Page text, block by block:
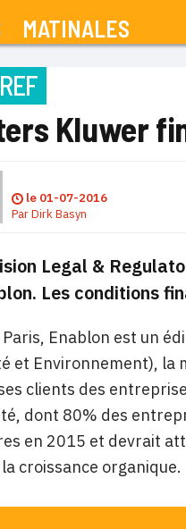
MATINALES
Kluwer
le 01-07-2016
ParDirk Basyn
Legal &
Les conditions
Paris, Enablon est un
et Environnement), la
clients des
dont 80% des
en 2015 et devrait
croissance organique.